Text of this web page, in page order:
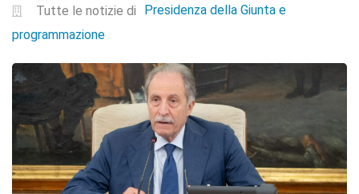
Tutte le notizie di
Presidenza della Giunta e
programmazione